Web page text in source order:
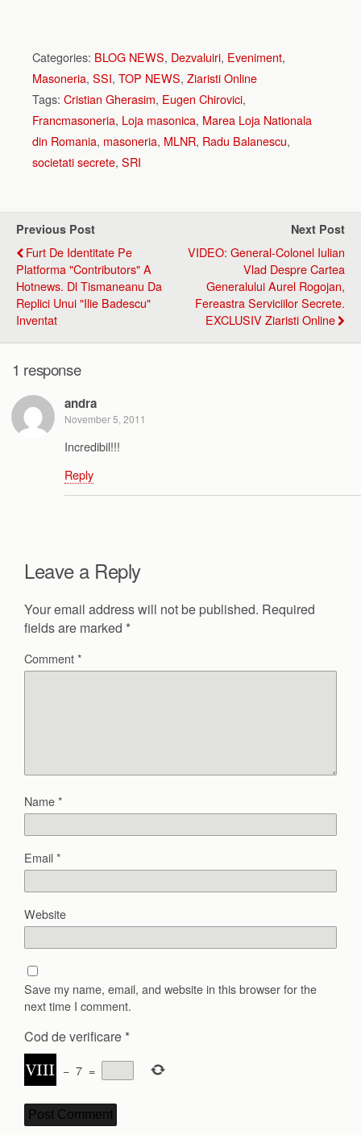
Categories: BLOG NEWS, Dezvaluiri, Eveniment,
Masoneria, SSI, TOP NEWS, Ziaristi Online
Tags: Cristian Gherasim, Eugen Chirovici,
Francmasoneria, Loja masonica, Marea Loja Nationala
din Romania, masoneria, MLNR, Radu Balanescu,
societati secrete, SRI
Previous Post
Furt De Identitate Pe
Platforma "contributors" A
Hotnews. Dl Tismaneanu Da
Replici Unui "Ilie Badescu"
Inventat
Next Post
VIDEO: General-Colonel Iulian
Vlad Despre Cartea
Generalului Aurel Rogojan,
Fereastra Serviciilor Secrete.
EXCLUSIV Ziaristi Online
1 response
andra
November 5, 2011
Incredibil!!!
Reply
Leave a Reply
Your email address will not be published. Required
fields are marked *
Comment*
Name*
Email*
Website
Save my name, email, and website in this browser for the
next time I comment.
Cod de verificare *
− 7 =